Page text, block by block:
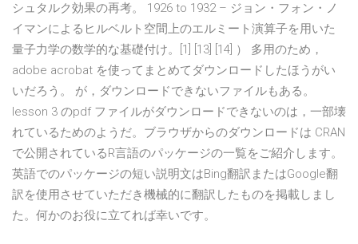
シュタルク効果の再考。 1926 to 1932 – ジョン・フォン・ノ
イマンによるヒルベルト空間上のエルミート演算子を用いた
量子力学の数学的な基礎付け。[1] [13] [14] ） 多用のため，
adobe acrobat を使ってまとめてダウンロードしたほうがい
いだろう。 が，ダウンロードできないファイルもある。
lesson 3 のpdf ファイルがダウンロードできないのは，一部壊
れているためのようだ。ブラウザからのダウンロードは CRAN
で公開されているR言語のパッケージの一覧をご紹介します。
英語でのパッケージの短い説明文はBing翻訳またはGoogle翻
訳を使用させていただき機械的に翻訳したものを掲載しまし
た。何かのお役に立てれば幸いです。